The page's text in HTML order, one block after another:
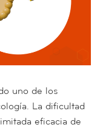
uno de los
La dificultad
eficacia de